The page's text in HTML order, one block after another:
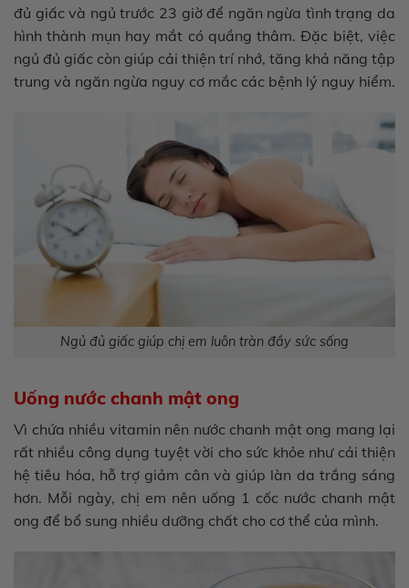
đủ giấc và ngủ trước 23 giờ để ngăn ngừa tình trạng da
hình thành mụn hay mắt có quầng thâm. Đặc biệt, việc
ngủ đủ giấc còn giúp cải thiện trí nhớ, tăng khả năng tập
trung và ngăn ngừa nguy cơ mắc các bệnh lý nguy hiểm.
Ngủ đủ giấc giúp chị em luôn tràn đầy sức sống
Uống nước chanh mật ong
Vì chứa nhiều vitamin nên nước chanh mật ong mang lại
rất nhiều công dụng tuyệt vời cho sức khỏe như cải thiện
hệ tiêu hóa, hỗ trợ giảm cân và giúp làn da trắng sáng
hơn. Mỗi ngày, chị em nên uống 1 cốc nước chanh mật
ong để bổ sung nhiều dưỡng chất cho cơ thể của mình.